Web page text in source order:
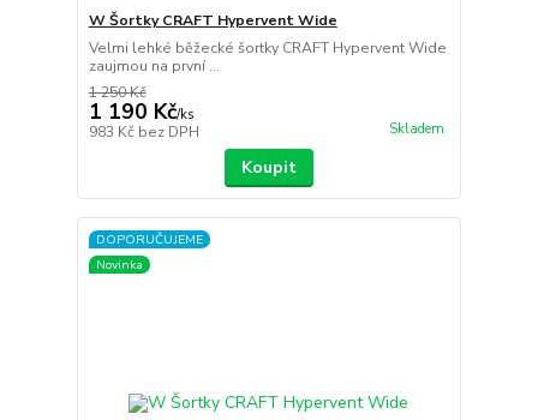
W Šortky CRAFT Hypervent Wide
Velmi lehké běžecké šortky CRAFT Hypervent Wide
zaujmou na první ...
1 250 Kč
1 190 Kč/ks
983 Kč bez DPH Skladem
Koupit
DOPORUČUJEME
Novinka